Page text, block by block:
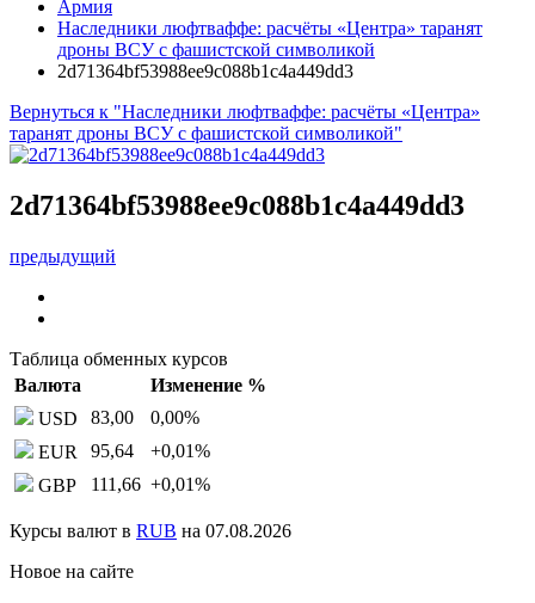
Армия
Наследники люфтваффе: расчёты «Центра» таранят
дроны ВСУ с фашистской символикой
2d71364bf53988ee9c088b1c4a449dd3
Вернуться к "Наследники люфтваффе: расчёты «Центра»
таранят дроны ВСУ с фашистской символикой"
2d71364bf53988ee9c088b1c4a449dd3
предыдущий
Таблица обменных курсов
Валюта
Изменение %
USD
83,00 0,00%
EUR
95,64 +0,01%
GBP
111,66 +0,01%
Курсы валют в RUB на 07.08.2026
Новое на сайте